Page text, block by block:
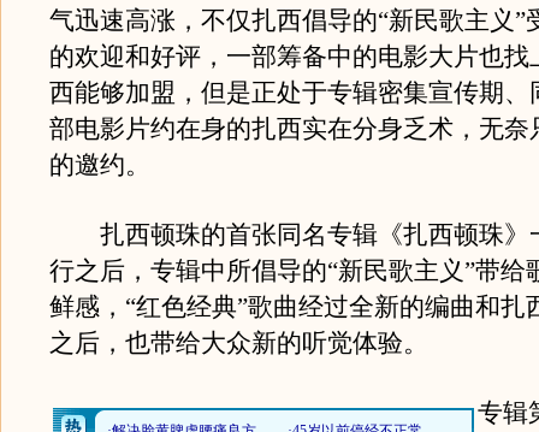
气迅速高涨，不仅扎西倡导的“新民歌主义”
的欢迎和好评，一部筹备中的电影大片也找
西能够加盟，但是正处于专辑密集宣传期、
部电影片约在身的扎西实在分身乏术，无奈
的邀约。
扎西顿珠的首张同名专辑《扎西顿珠》
行之后，专辑中所倡导的“新民歌主义”带给
鲜感，“红色经典”歌曲经过全新的编曲和扎
之后，也带给大众新的听觉体验。
专辑